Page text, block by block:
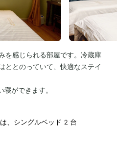
を感じられる部屋です。冷蔵庫
ととのっていて、快適なステイ
ができます。
、シングルベッド2台